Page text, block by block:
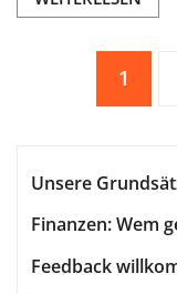
1
Unsere
Finanzen: Wem
Feedback